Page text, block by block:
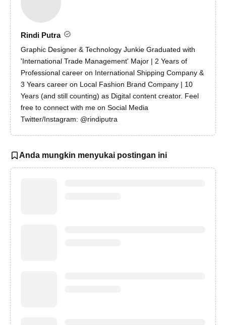
Rindi Putra
Graphic Designer & Technology Junkie Graduated with
'International Trade Management' Major | 2 Years of
Professional career on International Shipping Company &
3 Years career on Local Fashion Brand Company | 10
Years (and still counting) as Digital content creator. Feel
free to connect with me on Social Media
Twitter/Instagram: @rindiputra
Anda mungkin menyukai postingan ini